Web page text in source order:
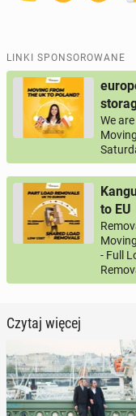
LINKI SPONSOROWANE
We
to EU
- Full
Czytaj więcej